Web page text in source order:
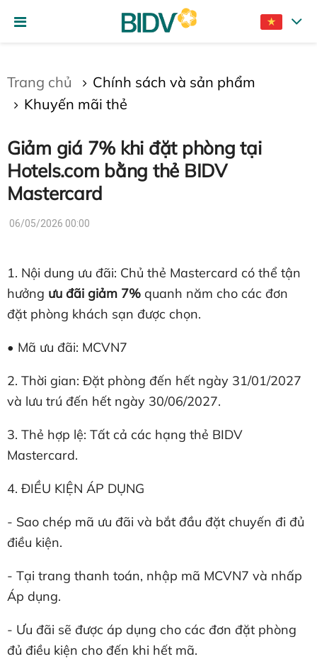
Trang chủ
Chính sách và sản phẩm
Khuyến mãi thẻ
Giảm giá 7% khi đặt phòng tại
Hotels.com bằng thẻ BIDV
Mastercard
06/05/2026 00:00
1. Nội dung ưu đãi: Chủ thẻ Mastercard có thể tận
hưởng ưu đãi giảm 7% quanh năm cho các đơn
đặt phòng khách sạn được chọn.
• Mã ưu đãi: MCVN7
2. Thời gian: Đặt phòng đến hết ngày 31/01/2027
và lưu trú đến hết ngày 30/06/2027.
3. Thẻ hợp lệ: Tất cả các hạng thẻ BIDV
Mastercard.
4. ĐIỀU KIỆN ÁP DỤNG
- Sao chép mã ưu đãi và bắt đầu đặt chuyến đi đủ
điều kiện.
- Tại trang thanh toán, nhập mã MCVN7 và nhấp
Áp dụng.
- Ưu đãi sẽ được áp dụng cho các đơn đặt phòng
đủ điều kiện cho đến khi hết mã.
Gửi bình luận